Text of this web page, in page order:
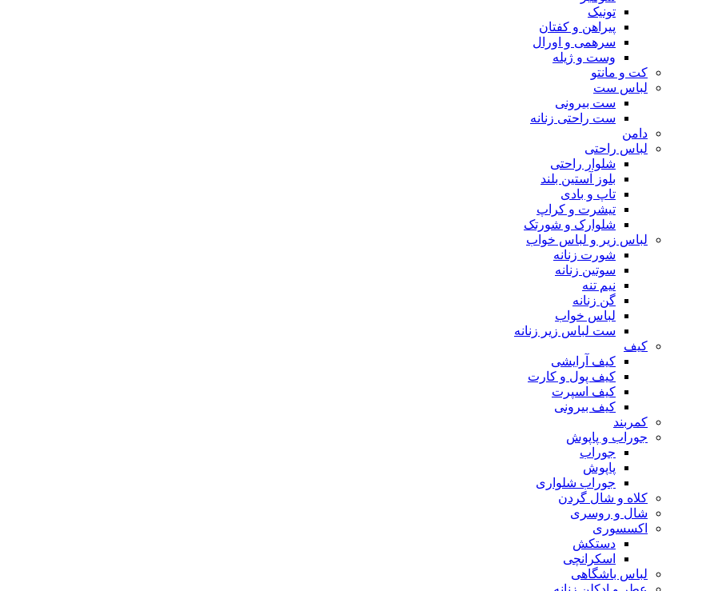
تونیک
پیراهن و کفتان
سرهمی و اورال
وست و ژیله
کت و مانتو
لباس ست
ست بیرونی
ست راحتی زنانه
دامن
لباس راحتی
شلوار راحتی
بلوز آستین بلند
تاپ و بادی
تیشرت و کراپ
شلوارک و شورتک
لباس زیر و لباس خواب
شورت زنانه
سوتین زنانه
نیم تنه
گن زنانه
لباس خواب
ست لباس زیر زنانه
کیف
کیف آرایشی
کیف پول و کارت
کیف اسپرت
کیف بیرونی
کمربند
جوراب و پاپوش
جوراب
پاپوش
جوراب شلواری
کلاه و شال گردن
شال و روسری
اکسسوری
دستکش
اسکرانچی
لباس باشگاهی